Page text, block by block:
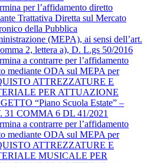
per l’affidamento diretto
Trattativa Diretta sul Mercato
della Pubblica
(MEPA), ai sensi dell’art.
2, lettera a), D. L.gs 50/2016
a contrarre per l’affidamento
mediante ODA sul MEPA per
ATTREZZATURE E
PER ATTUAZIONE
“Piano Scuola Estate” –
31 COMMA 6 DL 41/2021
a contrarre per l’affidamento
mediante ODA sul MEPA per
ATTREZZATURE E
MUSICALE PER